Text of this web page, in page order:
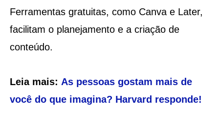
Ferramentas gratuitas, como Canva e Later,
facilitam o planejamento e a criação de
conteúdo.
Leia mais: As pessoas gostam mais de
você do que imagina? Harvard responde!